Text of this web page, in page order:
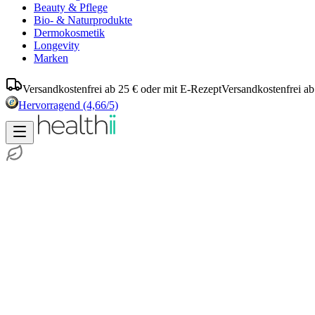
Beauty & Pflege
Bio- & Naturprodukte
Dermokosmetik
Longevity
Marken
Versandkostenfrei ab 25 € oder mit E-RezeptVersandkostenfrei
Hervorragend (4,66/5)